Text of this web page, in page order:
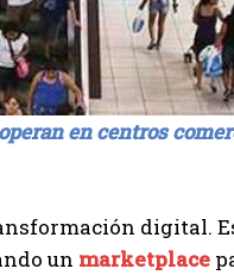
en centros
digital.
un marketplace